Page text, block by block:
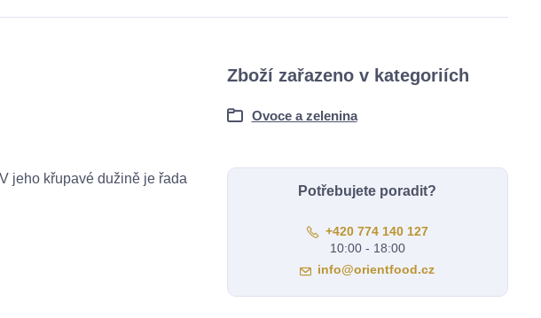
jeho křupavé dužině je řada
Zboží zařazeno v kategoriích
Ovoce a zelenina
Potřebujete poradit?
+420 774 140 127
10:00 - 18:00
info@orientfood.cz